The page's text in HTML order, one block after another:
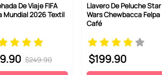
De Viaje FIFA
Mundial 2026 Textil
$249.90
.90
Llavero De Peluche Star
Wars Chewbacca Felpa
Café
$199.90